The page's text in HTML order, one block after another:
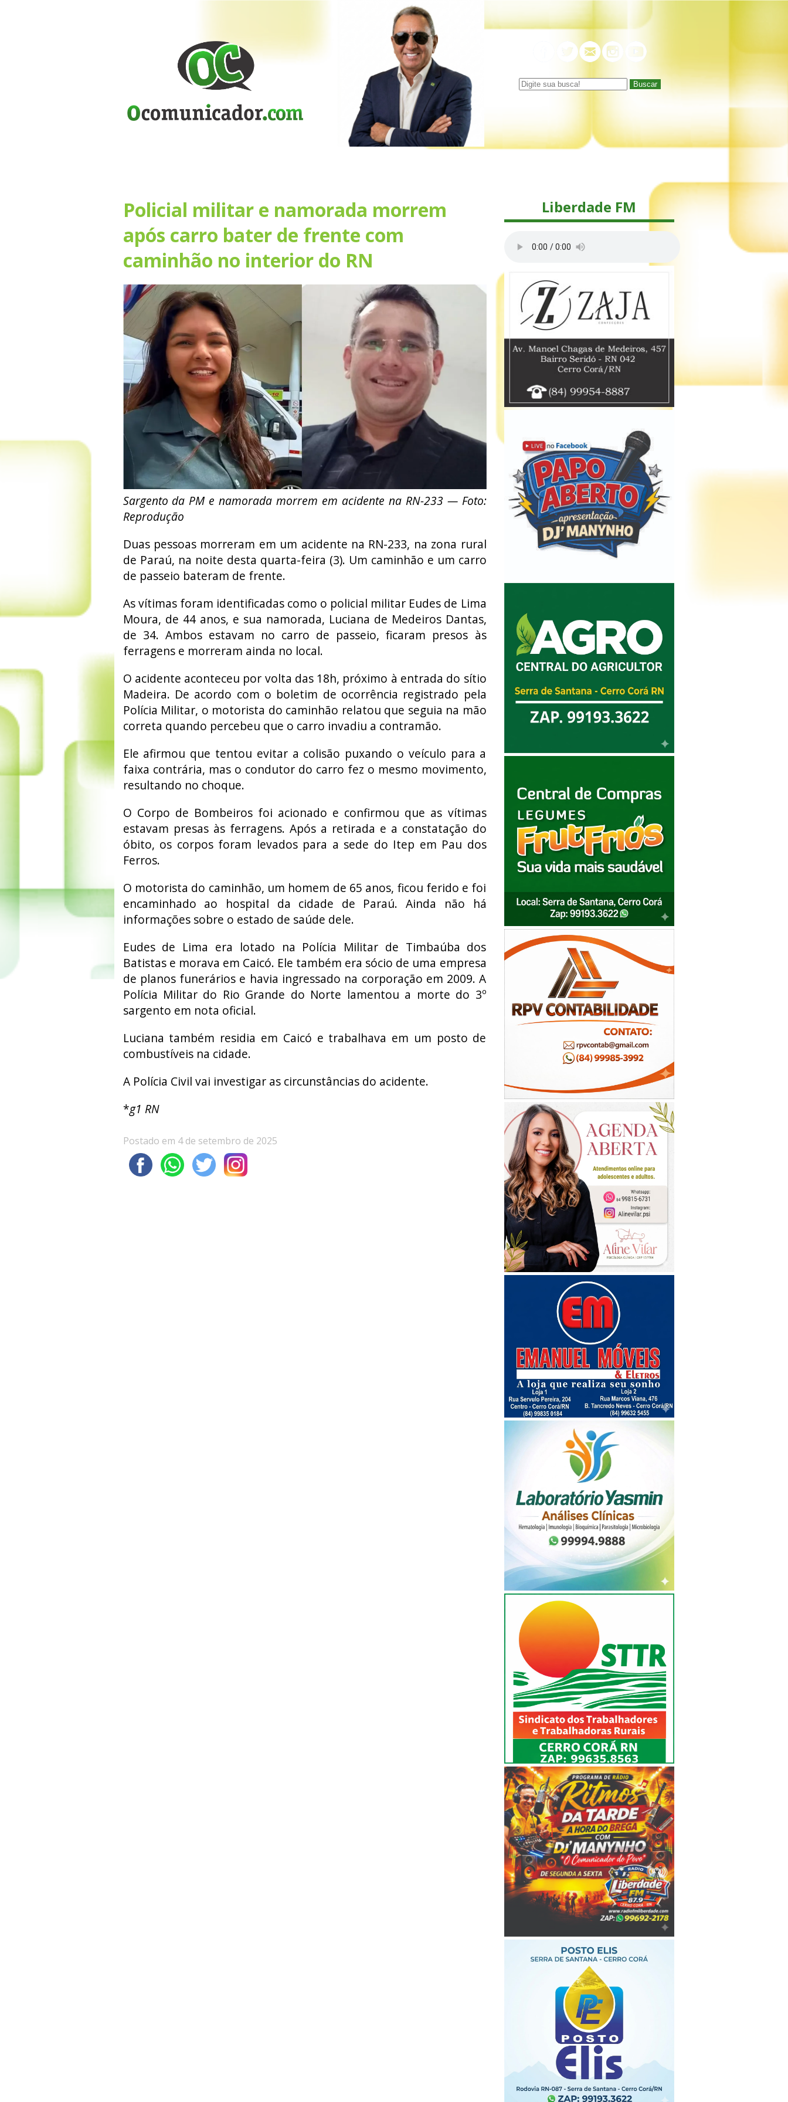
Buscar
Policial militar e namorada morrem
após carro bater de frente com
caminhão no interior do RN
Sargento da PM e namorada morrem em acidente na RN-233 — Foto:
Reprodução
Duas pessoas morreram em um acidente na RN-233, na zona rural
de Paraú, na noite desta quarta-feira (3). Um caminhão e um carro
de passeio bateram de frente.
As vítimas foram identificadas como o policial militar Eudes de Lima
Moura, de 44 anos, e sua namorada, Luciana de Medeiros Dantas,
de 34. Ambos estavam no carro de passeio, ficaram presos às
ferragens e morreram ainda no local.
O acidente aconteceu por volta das 18h, próximo à entrada do sítio
Madeira. De acordo com o boletim de ocorrência registrado pela
Polícia Militar, o motorista do caminhão relatou que seguia na mão
correta quando percebeu que o carro invadiu a contramão.
Ele afirmou que tentou evitar a colisão puxando o veículo para a
faixa contrária, mas o condutor do carro fez o mesmo movimento,
resultando no choque.
O Corpo de Bombeiros foi acionado e confirmou que as vítimas
estavam presas às ferragens. Após a retirada e a constatação do
óbito, os corpos foram levados para a sede do Itep em Pau dos
Ferros.
O motorista do caminhão, um homem de 65 anos, ficou ferido e foi
encaminhado ao hospital da cidade de Paraú. Ainda não há
informações sobre o estado de saúde dele.
Eudes de Lima era lotado na Polícia Militar de Timbaúba dos
Batistas e morava em Caicó. Ele também era sócio de uma empresa
de planos funerários e havia ingressado na corporação em 2009. A
Polícia Militar do Rio Grande do Norte lamentou a morte do 3º
sargento em nota oficial.
Luciana também residia em Caicó e trabalhava em um posto de
combustíveis na cidade.
A Polícia Civil vai investigar as circunstâncias do acidente.
*g1 RN
Postado em 4 de setembro de 2025
Liberdade FM